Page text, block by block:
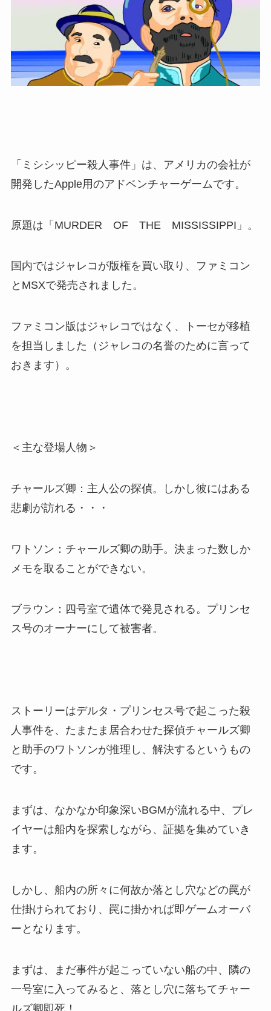
「ミシシッピー殺人事件」は、アメリカの会社が
開発したApple用のアドベンチャーゲームです。
原題は「MURDER OF THE MISSISSIPPI」。
国内ではジャレコが版権を買い取り、ファミコン
とMSXで発売されました。
ファミコン版はジャレコではなく、トーセが移植
を担当しました（ジャレコの名誉のために言って
おきます）。
＜主な登場人物＞
チャールズ卿：主人公の探偵。しかし彼にはある
悲劇が訪れる・・・
ワトソン：チャールズ卿の助手。決まった数しか
メモを取ることができない。
ブラウン：四号室で遺体で発見される。プリンセ
ス号のオーナーにして被害者。
ストーリーはデルタ・プリンセス号で起こった殺
人事件を、たまたま居合わせた探偵チャールズ卿
と助手のワトソンが推理し、解決するというもの
です。
まずは、なかなか印象深いBGMが流れる中、プレ
イヤーは船内を探索しながら、証拠を集めていき
ます。
しかし、船内の所々に何故か落とし穴などの罠が
仕掛けられており、罠に掛かれば即ゲームオーバ
ーとなります。
まずは、まだ事件が起こっていない船の中、隣の
一号室に入ってみると、落とし穴に落ちてチャー
ルズ卿即死！